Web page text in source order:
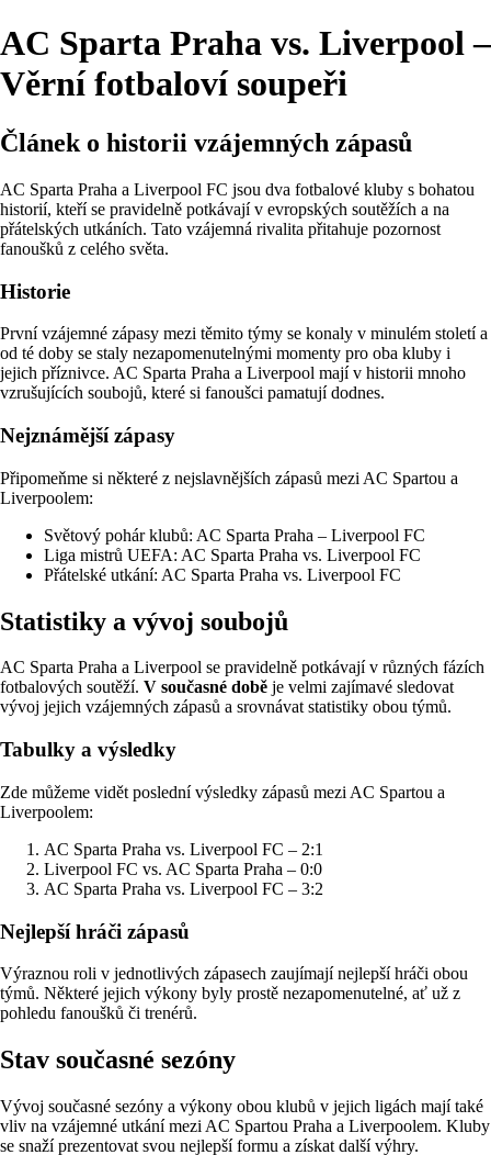
AC Sparta Praha vs. Liverpool –
Věrní fotbaloví soupeři
Článek o historii vzájemných zápasů
AC Sparta Praha a Liverpool FC jsou dva fotbalové kluby s bohatou
historií, kteří se pravidelně potkávají v evropských soutěžích a na
přátelských utkáních. Tato vzájemná rivalita přitahuje pozornost
fanoušků z celého světa.
Historie
První vzájemné zápasy mezi těmito týmy se konaly v minulém století a
od té doby se staly nezapomenutelnými momenty pro oba kluby i
jejich příznivce. AC Sparta Praha a Liverpool mají v historii mnoho
vzrušujících soubojů, které si fanoušci pamatují dodnes.
Nejznámější zápasy
Připomeňme si některé z nejslavnějších zápasů mezi AC Spartou a
Liverpoolem:
Světový pohár klubů: AC Sparta Praha – Liverpool FC
Liga mistrů UEFA: AC Sparta Praha vs. Liverpool FC
Přátelské utkání: AC Sparta Praha vs. Liverpool FC
Statistiky a vývoj soubojů
AC Sparta Praha a Liverpool se pravidelně potkávají v různých fázích
fotbalových soutěží. V současné době je velmi zajímavé sledovat
vývoj jejich vzájemných zápasů a srovnávat statistiky obou týmů.
Tabulky a výsledky
Zde můžeme vidět poslední výsledky zápasů mezi AC Spartou a
Liverpoolem:
AC Sparta Praha vs. Liverpool FC – 2:1
Liverpool FC vs. AC Sparta Praha – 0:0
AC Sparta Praha vs. Liverpool FC – 3:2
Nejlepší hráči zápasů
Výraznou roli v jednotlivých zápasech zaujímají nejlepší hráči obou
týmů. Některé jejich výkony byly prostě nezapomenutelné, ať už z
pohledu fanoušků či trenérů.
Stav současné sezóny
Vývoj současné sezóny a výkony obou klubů v jejich ligách mají také
vliv na vzájemné utkání mezi AC Spartou Praha a Liverpoolem. Kluby
se snaží prezentovat svou nejlepší formu a získat další výhry.